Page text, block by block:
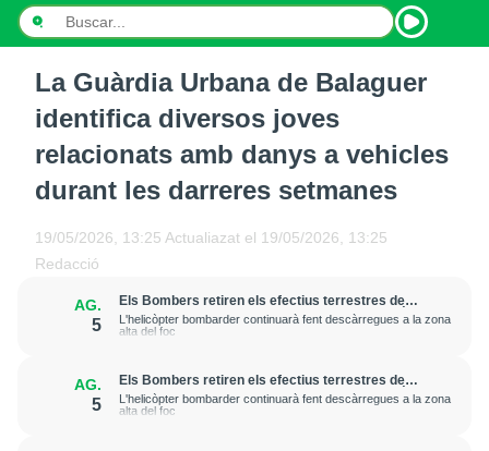
INICI
NOTÍCIES
PODCASTS
PROGRAMES
CONTACTE
La Guàrdia Urbana de Balaguer
identifica diversos joves
relacionats amb danys a vehicles
durant les darreres setmanes
19/05/2026, 13:25 Actualiazat el 19/05/2026, 13:25
Redacció
AG.
5
Els Bombers retiren els efectius terrestres de
l'incendi de Senet per la inestabilitat meteorològica
L'helicòpter bombarder continuarà fent descàrregues a la zona
alta del foc
AG.
5
Els Bombers retiren els efectius terrestres de
l'incendi de Senet per la inestabilitat meteorològica
L'helicòpter bombarder continuarà fent descàrregues a la zona
alta del foc